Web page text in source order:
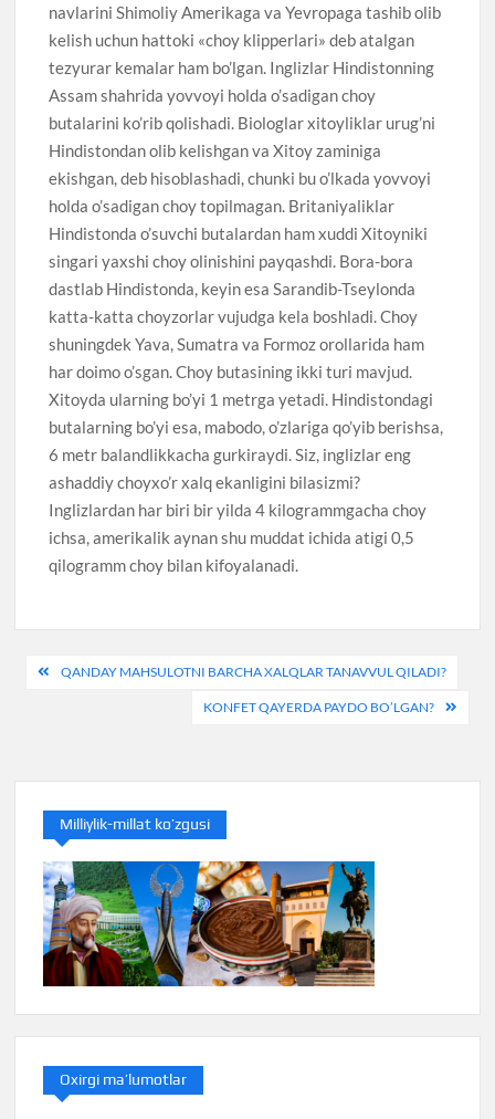
navlarini Shimoliy Amerikaga va Yevropaga tashib olib
kelish uchun hattoki «choy klipperlari» deb atalgan
tezyurar kemalar ham bo’lgan. Inglizlar Hindistonning
Assam shahrida yovvoyi holda o’sadigan choy
butalarini ko’rib qolishadi. Biologlar xitoyliklar urug’ni
Hindistondan olib kelishgan va Xitoy zaminiga
ekishgan, deb hisoblashadi, chunki bu o’lkada yovvoyi
holda o’sadigan choy topilmagan. Britaniyaliklar
Hindistonda o’suvchi butalardan ham xuddi Xitoyniki
singari yaxshi choy olinishini payqashdi. Bora-bora
dastlab Hindistonda, keyin esa Sarandib-Tseylonda
katta-katta choyzorlar vujudga kela boshladi. Choy
shuningdek Yava, Sumatra va Formoz orollarida ham
har doimo o’sgan. Choy butasining ikki turi mavjud.
Xitoyda ularning bo’yi 1 metrga yetadi. Hindistondagi
butalarning bo’yi esa, mabodo, o’zlariga qo’yib berishsa,
6 metr balandlikkacha gurkiraydi. Siz, inglizlar eng
ashaddiy choyxo’r xalq ekanligini bilasizmi?
Inglizlardan har biri bir yilda 4 kilogrammgacha choy
ichsa, amerikalik aynan shu muddat ichida atigi 0,5
qilogramm choy bilan kifoyalanadi.
PostQANDAY MAHSULOTNI BARCHA XALQLAR TANAVVUL QILADI?
KONFET QAYERDA PAYDO BO’LGAN?
Milliylik-millat ko’zgusi
Oxirgi ma’lumotlar